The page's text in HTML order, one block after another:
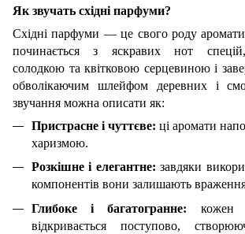
Як звучать східні парфуми?
Східні парфуми — це свого роду
починається з яскравих нот
солодкою та квітковою серцевиною і
обволікаючим шлейфом деревних і
звучання можна описати як:
Пристрасне і чуттєве: ці аромати
харизмою.
Розкішне і елегантне: завдяки
компонентів вони залишають
Глибоке і багатогранне: кожен
відкривається поступово,